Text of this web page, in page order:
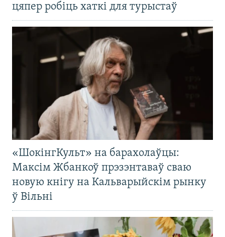
цяпер робіць хаткі для турыстаў
«ШокінгКульт» на барахолаўцы:
Максім Жбанкоў прэзэнтаваў сваю
новую кнігу на Кальварыйскім рынку
ў Вільні